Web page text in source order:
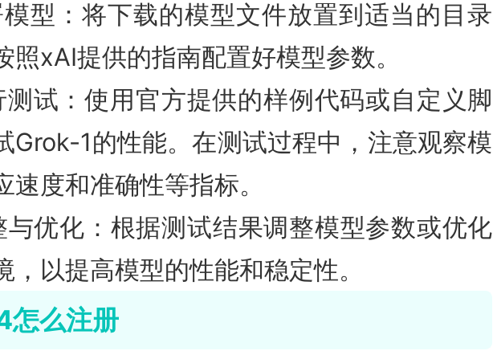
型：将下载的模型文件放置到适当的目录
照xAI提供的指南配置好模型参数。
测试：使用官方提供的样例代码或自定义脚
Grok-1的性能。在测试过程中，注意观察模
速度和准确性等指标。
与优化：根据测试结果调整模型参数或优化
，以提高模型的性能和稳定性。
怎么注册